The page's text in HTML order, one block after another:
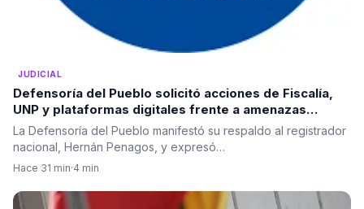
JUDICIAL
Defensoría del Pueblo solicitó acciones de Fiscalía,
UNP y plataformas digitales frente a amenazas
electorales
La Defensoría del Pueblo manifestó su respaldo al registrador
nacional, Hernán Penagos, y expresó…
Hace 31 min·4 min